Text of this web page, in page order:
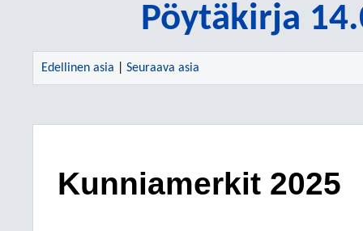
Pöytäkirja
Edellinen asia Seuraava asia
Kunniamerkit 2025